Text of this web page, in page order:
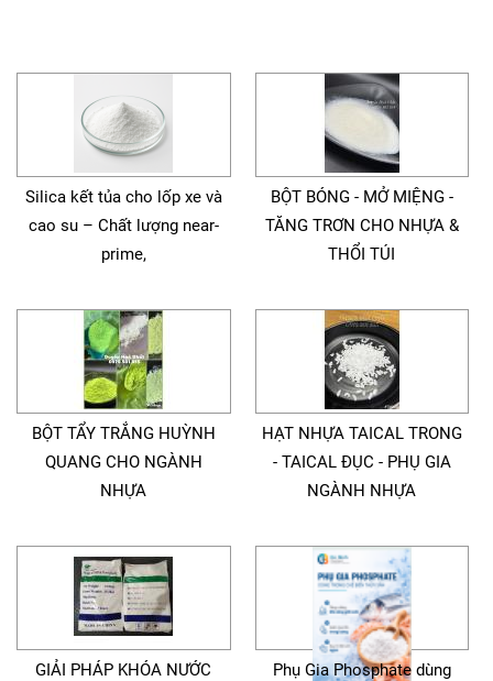
Silica kết tủa cho lốp xe và
cao su – Chất lượng near-
prime,
BỘT BÓNG - MỞ MIỆNG -
TĂNG TRƠN CHO NHỰA &
THỔI TÚI
BỘT TẨY TRẮNG HUỲNH
QUANG CHO NGÀNH
NHỰA
HẠT NHỰA TAICAL TRONG
- TAICAL ĐỤC - PHỤ GIA
NGÀNH NHỰA
GIẢI PHÁP KHÓA NƯỚC
Phụ Gia Phosphate dùng